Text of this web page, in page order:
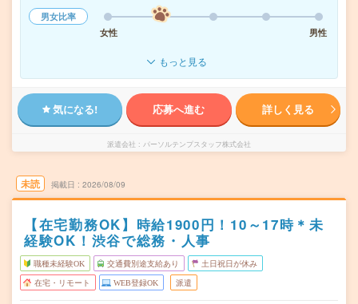
男女比率
女性
男性
もっと見る
気になる! 応募へ進む 詳しく見る
派遣会社 パーソルテンプスタッフ株式会社
未読 掲載日 2026/08/09
【在宅勤務OK】時給1900円！10～17時＊未
経験OK！渋谷で総務・人事
職種未経験OK 交通費別途支給あり 土日祝日が休み
在宅・リモート WEB登録OK 派遣